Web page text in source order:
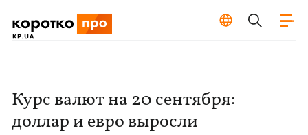
Курс валют на 20 сентября:
доллар и евро выросли